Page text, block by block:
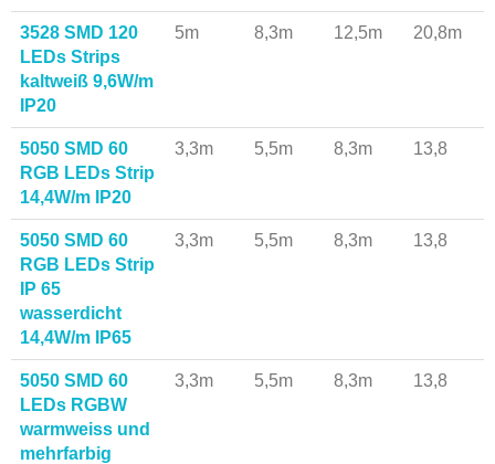
3528 SMD 120
LEDs Strips
kaltweiß 9,6W/m
IP20
5m 8,3m 12,5m 20,8m
5050 SMD 60
RGB LEDs Strip
14,4W/m IP20
3,3m 5,5m 8,3m 13,8
5050 SMD 60
RGB LEDs Strip
IP 65
wasserdicht
14,4W/m IP65
3,3m 5,5m 8,3m 13,8
5050 SMD 60
LEDs RGBW
warmweiss und
mehrfarbig
3,3m 5,5m 8,3m 13,8